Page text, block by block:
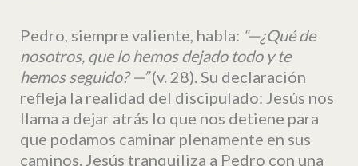
Pedro, siempre valiente, habla: “—¿Qué de
nosotros, que lo hemos dejado todo y te
hemos seguido? —”(v. 28). Su declaración
refleja la realidad del discipulado: Jesús nos
llama a dejar atrás lo que nos detiene para
que podamos caminar plenamente en sus
caminos. Jesús tranquiliza a Pedro con una